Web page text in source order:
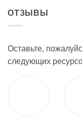
ОТЗЫВЫ
Оставьте,
следующих